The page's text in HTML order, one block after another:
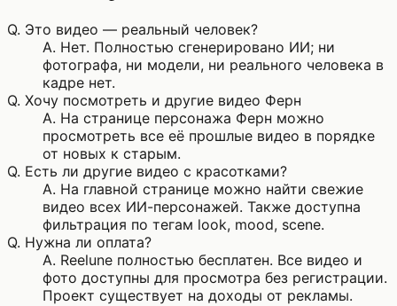
Q. Это видео — реальный человек?
A. Нет. Полностью сгенерировано ИИ; ни
фотографа, ни модели, ни реального человека в
кадре нет.
Q. Хочу посмотреть и другие видео Ферн
A. На странице персонажа Ферн можно
просмотреть все её прошлые видео в порядке
от новых к старым.
Q. Есть ли другие видео с красотками?
A. На главной странице можно найти свежие
видео всех ИИ-персонажей. Также доступна
фильтрация по тегам look, mood, scene.
Q. Нужна ли оплата?
A. Reelune полностью бесплатен. Все видео и
фото доступны для просмотра без регистрации.
Проект существует на доходы от рекламы.